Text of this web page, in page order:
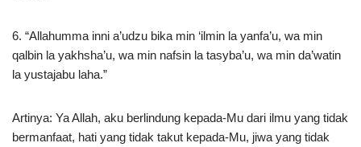
6. “Allahumma inni a’udzu bika min ‘ilmin la yanfa’u, wa min
qalbin la yakhsha’u, wa min nafsin la tasyba’u, wa min da’watin
la yustajabu laha.”
Artinya: Ya Allah, aku berlindung kepada-Mu dari ilmu yang tidak
bermanfaat, hati yang tidak takut kepada-Mu, jiwa yang tidak